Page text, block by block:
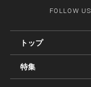
FOLLOW US
トップ
特集